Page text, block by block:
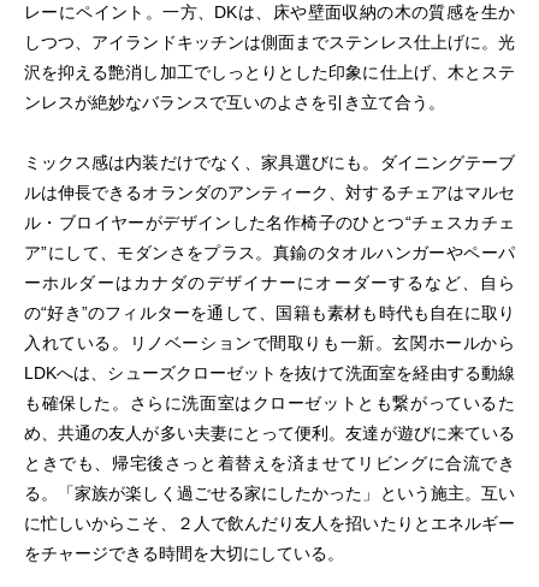
レーにペイント。一方、DKは、床や壁面収納の木の質感を生か
しつつ、アイランドキッチンは側面までステンレス仕上げに。光
沢を抑える艶消し加工でしっとりとした印象に仕上げ、木とステ
ンレスが絶妙なバランスで互いのよさを引き立て合う。
ミックス感は内装だけでなく、家具選びにも。ダイニングテーブ
ルは伸長できるオランダのアンティーク、対するチェアはマルセ
ル・ブロイヤーがデザインした名作椅子のひとつ“チェスカチェ
ア”にして、モダンさをプラス。真鍮のタオルハンガーやペーパ
ーホルダーはカナダのデザイナーにオーダーするなど、自ら
の“好き”のフィルターを通して、国籍も素材も時代も自在に取り
入れている。リノベーションで間取りも一新。玄関ホールから
LDKへは、シューズクローゼットを抜けて洗面室を経由する動線
も確保した。さらに洗面室はクローゼットとも繋がっているた
め、共通の友人が多い夫妻にとって便利。友達が遊びに来ている
ときでも、帰宅後さっと着替えを済ませてリビングに合流でき
る。「家族が楽しく過ごせる家にしたかった」という施主。互い
に忙しいからこそ、２人で飲んだり友人を招いたりとエネルギー
をチャージできる時間を大切にしている。